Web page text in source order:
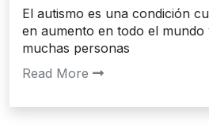
El autismo es una condición
en aumento en todo el mundo
muchas personas
Read More